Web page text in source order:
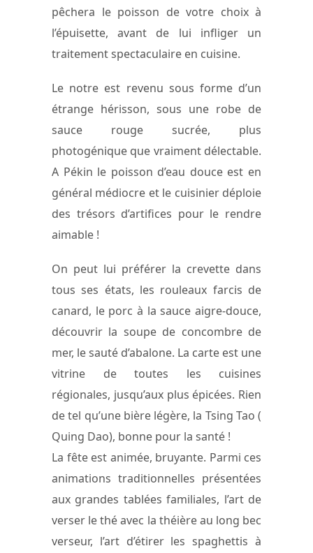
pêchera le poisson de votre choix à
l’épuisette, avant de lui infliger un
traitement spectaculaire en cuisine.
Le notre est revenu sous forme d’un
étrange hérisson, sous une robe de
sauce rouge sucrée, plus
photogénique que vraiment délectable.
A Pékin le poisson d’eau douce est en
général médiocre et le cuisinier déploie
des trésors d’artifices pour le rendre
aimable !
On peut lui préférer la crevette dans
tous ses états, les rouleaux farcis de
canard, le porc à la sauce aigre-douce,
découvrir la soupe de concombre de
mer, le sauté d’abalone. La carte est une
vitrine de toutes les cuisines
régionales, jusqu’aux plus épicées. Rien
de tel qu’une bière légère, la Tsing Tao (
Quing Dao), bonne pour la santé !
La fête est animée, bruyante. Parmi ces
animations traditionnelles présentées
aux grandes tablées familiales, l’art de
verser le thé avec la théière au long bec
verseur, l’art d’étirer les spaghettis à